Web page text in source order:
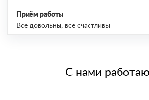
Приём работы
Все довольны, все счастливы
С нами